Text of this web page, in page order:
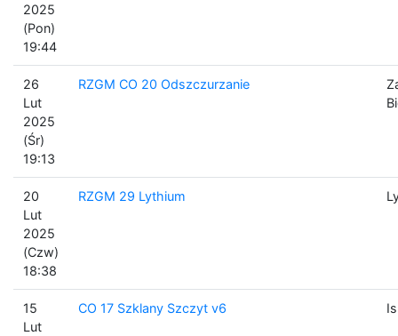
2025
(Pon)
19:44
26
Lut
2025
(Śr)
19:13
RZGM CO 20 Odszczurzanie
20
Lut
2025
(Czw)
18:38
RZGM 29 Lythium
15
Lut
CO 17 Szklany Szczyt v6